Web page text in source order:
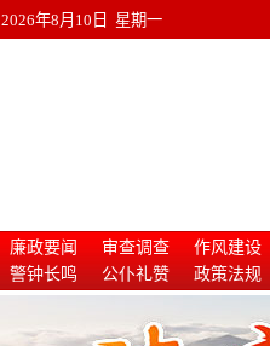
2026年8月10日 星期一
廉政要闻 审查调查
作风建设
警钟长鸣 公仆礼赞
政策法规